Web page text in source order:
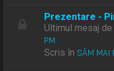
Prezentare -
Ultimul mesaj de
PM
Scris în SÂM MAI